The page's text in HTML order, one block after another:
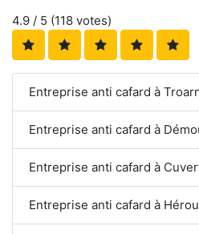
4.9 / 5 (118 votes)
Entreprise anti cafard à
Entreprise anti cafard à
Entreprise anti cafard à
Entreprise anti cafard à